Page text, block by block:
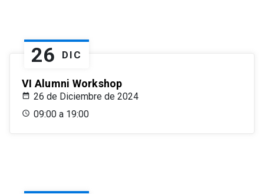
26 DIC
VI Alumni Workshop
26 de Diciembre de 2024
09:00 a 19:00